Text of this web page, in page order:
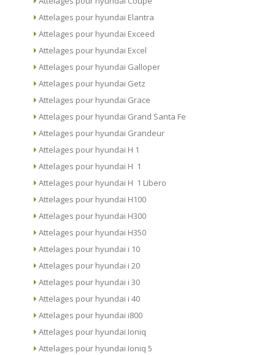
Attelages pour hyundai Elantra
Attelages pour hyundai Exceed
Attelages pour hyundai Excel
Attelages pour hyundai Galloper
Attelages pour hyundai Getz
Attelages pour hyundai Grace
Attelages pour hyundai Grand Santa Fe
Attelages pour hyundai Grandeur
Attelages pour hyundai H 1
Attelages pour hyundai H 1
Attelages pour hyundai H 1 Libero
Attelages pour hyundai H100
Attelages pour hyundai H300
Attelages pour hyundai H350
Attelages pour hyundai i 10
Attelages pour hyundai i 20
Attelages pour hyundai i 30
Attelages pour hyundai i 40
Attelages pour hyundai i800
Attelages pour hyundai Ioniq
Attelages pour hyundai Ioniq 5